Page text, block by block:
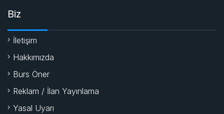
Biz
İletişim
Hakkımızda
Burs Öner
Reklam / İlan Yayınlama
Yasal Uyarı